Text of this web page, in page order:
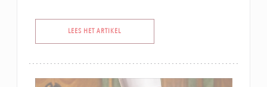
LEES HET ARTIKEL((OPENT IN EEN NIEUW VENSTER))